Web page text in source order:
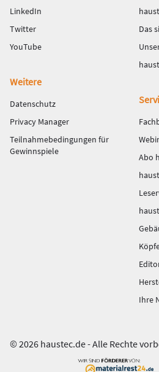
LinkedIn
Twitter
YouTube
Das
Weitere
Datenschutz
Privacy Manager
Teilnahmebedingungen für
Gewinnspiele
Abo
Ihre
© 2026 haustec.de - Alle Rechte